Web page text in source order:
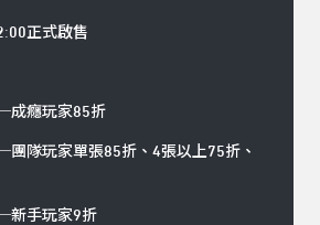
正式啟售
成癮玩家85折
隊玩家單張85折、4張以上75折、
新手玩家9折